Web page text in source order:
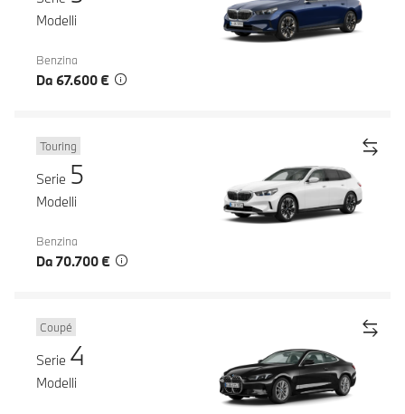
Modelli
Benzina
Da 67.600 €
Touring
Serie 5
Modelli
Benzina
Da 70.700 €
Coupé
Serie 4
Modelli